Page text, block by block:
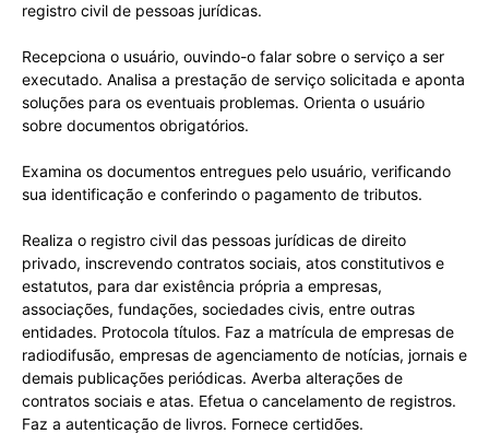
registro civil de pessoas jurídicas.
Recepciona o usuário, ouvindo-o falar sobre o serviço a ser
executado. Analisa a prestação de serviço solicitada e aponta
soluções para os eventuais problemas. Orienta o usuário
sobre documentos obrigatórios.
Examina os documentos entregues pelo usuário, verificando
sua identificação e conferindo o pagamento de tributos.
Realiza o registro civil das pessoas jurídicas de direito
privado, inscrevendo contratos sociais, atos constitutivos e
estatutos, para dar existência própria a empresas,
associações, fundações, sociedades civis, entre outras
entidades. Protocola títulos. Faz a matrícula de empresas de
radiodifusão, empresas de agenciamento de notícias, jornais e
demais publicações periódicas. Averba alterações de
contratos sociais e atas. Efetua o cancelamento de registros.
Faz a autenticação de livros. Fornece certidões.